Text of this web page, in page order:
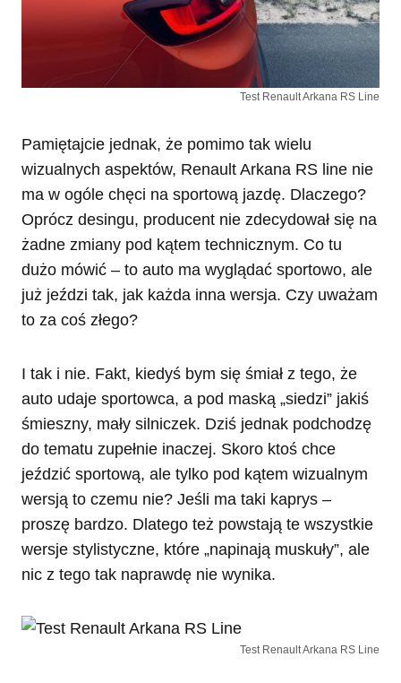
Test Renault Arkana RS Line
Pamiętajcie jednak, że pomimo tak wielu
wizualnych aspektów, Renault Arkana RS line nie
ma w ogóle chęci na sportową jazdę. Dlaczego?
Oprócz desingu, producent nie zdecydował się na
żadne zmiany pod kątem technicznym. Co tu
dużo mówić – to auto ma wyglądać sportowo, ale
już jeździ tak, jak każda inna wersja. Czy uważam
to za coś złego?
I tak i nie. Fakt, kiedyś bym się śmiał z tego, że
auto udaje sportowca, a pod maską „siedzi” jakiś
śmieszny, mały silniczek. Dziś jednak podchodzę
do tematu zupełnie inaczej. Skoro ktoś chce
jeździć sportową, ale tylko pod kątem wizualnym
wersją to czemu nie? Jeśli ma taki kaprys –
proszę bardzo. Dlatego też powstają te wszystkie
wersje stylistyczne, które „napinają muskuły”, ale
nic z tego tak naprawdę nie wynika.
Test Renault Arkana RS Line